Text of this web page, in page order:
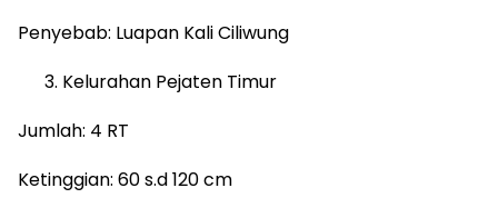
Penyebab: Luapan Kali Ciliwung
Kelurahan Pejaten Timur
Jumlah: 4 RT
Ketinggian: 60 s.d 120 cm